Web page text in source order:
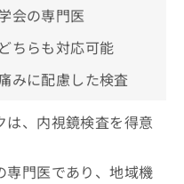
会の専門医
ちらも対応可能
みに配慮した検査
は、内視鏡検査を得意
専門医であり、地域機